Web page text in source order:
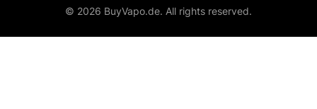
© 2026 BuyVapo.de. All rights reserved.